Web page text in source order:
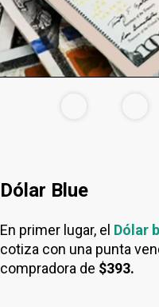
Dólar Blue
En primer lugar, el Dólar
cotiza con una punta
compradora de $393.